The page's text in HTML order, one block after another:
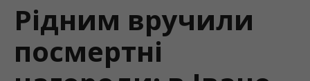
Рідним вручили
посмертні